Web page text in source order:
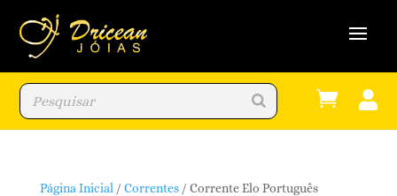
 
Página Inicial / Correntes/ Corrente Elo Português